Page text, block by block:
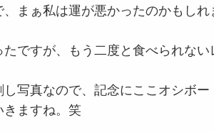
まぁ私は運が悪かったのかもしれ
ですが、もう二度と食べられない
し写真なので、記念にここオシボ
きますね。笑